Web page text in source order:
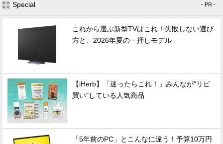
Special - PR -
これから選ぶ新型TVはこれ！失敗しない選び
方と、2026年夏の一押しモデル
【iHerb】「迷ったらこれ！」みんなが"リピ
買い"している人気商品
「5年前のPC」とこんなに違う！予算10万円